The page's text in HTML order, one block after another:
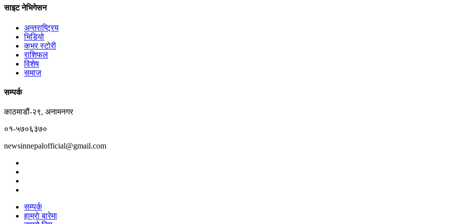
साइट नेभिगेसन
अन्तराष्ट्रिय
भिडियो
कभर स्टोरी
राशिफल
विशेष
समाज
सम्पर्क
काठमाडौं-२९, अनामनगर
०१-५७०६३७०
newsinnepalofficial@gmail.com
सम्पर्क
हाम्राे बारेमा